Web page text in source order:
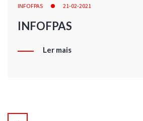
INFOFPAS 21-02-2021
INFOFPAS
Ler mais